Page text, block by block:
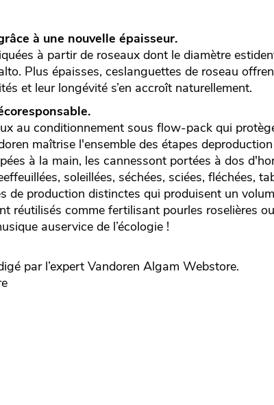
à une nouvelle épaisseur.
à partir de roseaux dont le diamètre
Plus épaisses, ceslanguettes de roseau
et leur longévité s’en accroît naturellement.
au conditionnement sous flow-pack qui
maîtrise l'ensemble des étapes
à la main, les cannessont portées à dos
soleillées, séchées, sciées, fléchées,
de production distinctes qui produisent un
réutilisés comme fertilisant pourles roselières
auservice de l’écologie !
par l’expertVandoren Algam Webstore.